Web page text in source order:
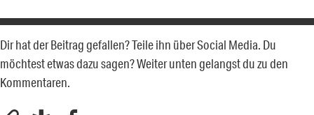
Dir hat der Beitrag gefallen? Teile ihn über Social Media. Du
möchtest etwas dazu sagen? Weiter unten gelangst du zu den
Kommentaren.